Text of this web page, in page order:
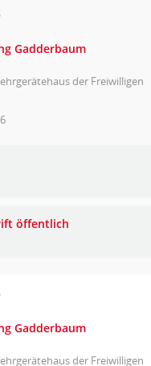
Gadderbaum
der Freiwilligen
öffentlich
Gadderbaum
der Freiwilligen